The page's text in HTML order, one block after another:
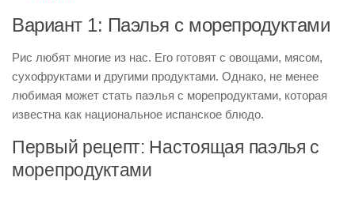
Вариант 1: Паэлья с морепродуктами
Рис любят многие из нас. Его готовят с овощами, мясом,
сухофруктами и другими продуктами. Однако, не менее
любимая может стать паэлья с морепродуктами, которая
известна как национальное испанское блюдо.
Первый рецепт: Настоящая паэлья с
морепродуктами